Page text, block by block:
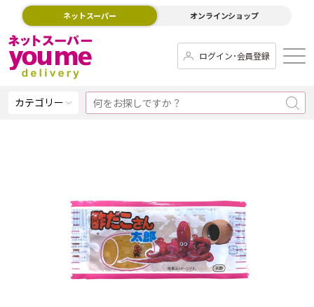
ネットスーパー オンラインショップ
ログイン･会員登録
カテゴリー